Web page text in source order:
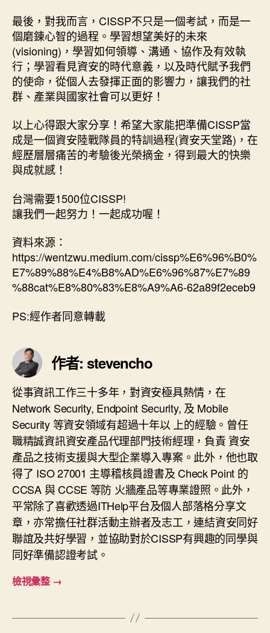
最後，對我而言，CISSP不只是一個考試，而是一
個磨錬心智的過程。學習想望美好的未來
(visioning)，學習如何領導、溝通、協作及有效執
行；學習看見資安的時代意義，以及時代賦予我們
的使命，從個人去發揮正面的影響力，讓我們的社
群、產業與國家社會可以更好！
以上心得跟大家分享！希望大家能把準備CISSP當
成是一個資安陸戰隊員的特訓過程(資安天堂路)，在
經歷層層痛苦的考驗後光榮摘金，得到最大的快樂
與成就感！
台灣需要1500位CISSP!
讓我們一起努力！一起成功喔！
資料來源：
https://wentzwu.medium.com/cissp%E6%96%B0%
E7%89%88%E4%B8%AD%E6%96%87%E7%89
%88cat%E8%80%83%E8%A9%A6-62a89f2eceb9
PS:經作者同意轉載
作者: stevencho
從事資訊工作三十多年，對資安極具熱情，在
Network Security, Endpoint Security, 及 Mobile
Security 等資安領域有超過十年以 上的經驗。曾任
職精誠資訊資安產品代理部門技術經理，負責 資安
產品之技術支援與大型企業導入專案。此外，他也取
得了 ISO 27001 主導稽核員證書及 Check Point 的
CCSA 與 CCSE 等防 火牆產品等專業證照。此外，
平常除了喜歡透過ITHelp平台及個人部落格分享文
章，亦常擔任社群活動主辦者及志工，連結資安同好
聯誼及共好學習，並協助對於CISSP有興趣的同學與
同好準備認證考試。
檢視彙整 →